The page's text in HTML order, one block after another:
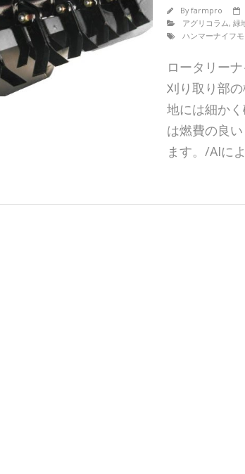
Byfarmpro
アグリコラム,緑
ハンマーナイフ
ロータリー
刈り取り部
地には細か
は燃費の良
ます。/AIに